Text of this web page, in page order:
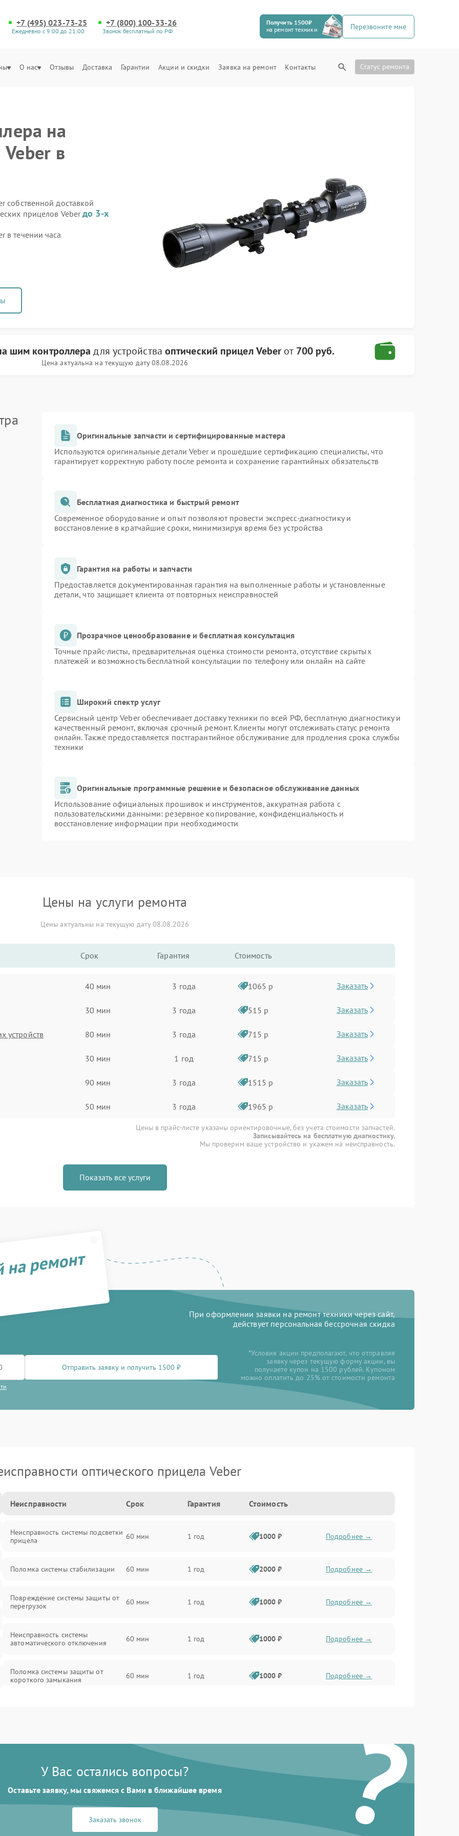
+7 (495) 023-73-25
Ежедневно с 9:00 до 21:00
+7 (800) 100-33-26
Звонок бесплатный по РФ
Получить 1500₽
на ремонт техники
Перезвоните мне
О нас Отзывы Доставка Гарантии Акции и скидки Заявка на ремонт Контакты Статус ремонта
на
в
собственной доставкой
прицелов Veberдо 3-х
в течении часа
шим контроллера для устройства оптический прицел Veber от 700 руб.
Цена актуальна на текущую дату 08.08.2026
Оригинальные запчасти и сертифицированные мастера
Используются оригинальные детали Veber и прошедшие сертификацию специалисты, что
гарантирует корректную работу после ремонта и сохранение гарантийных обязательств
Бесплатная диагностика и быстрый ремонт
Современное оборудование и опыт позволяют провести экспресс-диагностику и
восстановление в кратчайшие сроки, минимизируя время без устройства
Гарантия на работы и запчасти
Предоставляется документированная гарантия на выполненные работы и установленные
детали, что защищает клиента от повторных неисправностей
Прозрачное ценообразование и бесплатная консультация
Точные прайс-листы, предварительная оценка стоимости ремонта, отсутствие скрытых
платежей и возможность бесплатной консультации по телефону или онлайн на сайте
Широкий спектр услуг
Сервисный центр Veber обеспечивает доставку техники по всей РФ, бесплатную диагностику и
качественный ремонт, включая срочный ремонт. Клиенты могут отслеживать статус ремонта
онлайн. Также предоставляется постгарантийное обслуживание для продления срока службы
техники
Оригинальные программные решение и безопасное обслуживание данных
Использование официальных прошивок и инструментов, аккуратная работа с
пользовательскими данными: резервное копирование, конфиденциальность и
восстановление информации при необходимости
Цены на услуги ремонта
Цены актуальны на текущую дату 08.08.2026
Срок Гарантия Стоимость
40 мин 3 года 1065 р Заказать
30 мин 3 года 515 р Заказать
устройств 80 мин 3 года 715 р Заказать
30 мин 1 год 715 р Заказать
90 мин 3 года 1515 р Заказать
50 мин 3 года 1965 р Заказать
Цены в прайс-листе указаны ориентировочные, без учета стоимости запчастей.
Записывайтесь на бесплатную диагностику.
Мы проверим ваше устройство и укажем на неисправность.
Показать все услуги
ремонт
При оформлении заявки на ремонт техники через сайт,
действует персональная бессрочная скидка
Отправить заявку и получить 1500 ₽
*Условия акции предполагают, что отправляя
заявку через текущую форму акции, вы
получаете купон на 1500 рублей. Купоном
можно оплатить до 25% от стоимости ремонта
оптического прицела Veber
Неисправности Срок Гарантия Стоимость
Неисправность системы подсветки
прицела
60 мин 1 год 1000 ₽ Подробнее →
Поломка системы стабилизации 60 мин 1 год 2000 ₽ Подробнее →
Повреждение системы защиты от
перегрузок
60 мин 1 год 1000 ₽ Подробнее →
Неисправность системы
автоматического отключения
60 мин 1 год 1000 ₽ Подробнее →
Поломка системы защиты от
короткого замыкания
60 мин 1 год 1000 ₽ Подробнее →
Неисправность системы защиты от
60 мин Подробнее →
замыкания
60 мин Подробнее →
Неисправность системы защиты от 60 мин 1000 ₽ Подробнее →
?
У Вас остались вопросы?
Оставьте заявку, мы свяжемся с Вами в ближайшее время
Заказать звонок